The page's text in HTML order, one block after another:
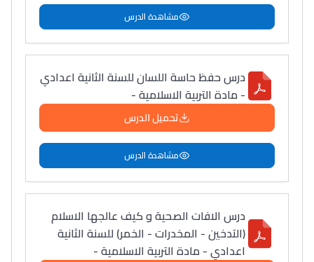
مشاهدة الدرس
درس حفظ حاسة اللسان للسنة الثانية اعدادي
- مادة التربية الاسلامية -
تحميل الدرس
مشاهدة الدرس
درس الافات الصحية و كيف عالجها الاسلام
(التدخين - المخدرات - الخمر) للسنة الثانية
اعدادي - مادة التربية الاسلامية -